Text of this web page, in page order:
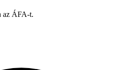
az ÁFA-t.